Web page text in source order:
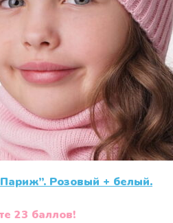
Розовый + белый.
23 баллов!